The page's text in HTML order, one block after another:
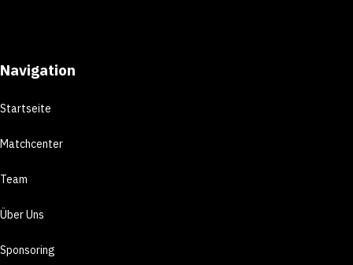
Navigation
Startseite
Matchcenter
Team
Über Uns
Sponsoring